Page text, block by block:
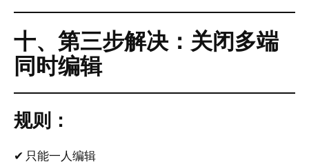
十、第三步解决：关闭多端
同时编辑
规则：
✔ 只能一人编辑